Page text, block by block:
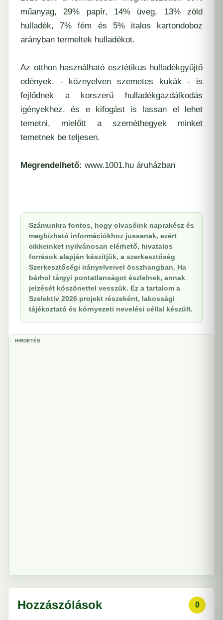
műanyag, 29% papír, 14% üveg, 13% zöld
hulladék, 7% fém és 5% italos kartondoboz
arányban termeltek hulladékot.
Az otthon használható esztétikus hulladékgyűjtő
edények, - köznyelven szemetes kukák - is
fejlődnek a korszerű hulladékgazdálkodás
igényekhez, és e kifogást is lassan el lehet
temetni, mielőtt a szeméthegyek minket
temetnek be teljesen.
Megrendelhető: www.1001.hu áruházban
Számunkra fontos, hogy olvasóink naprakész és
megbízható információkhoz jussanak, ezért
cikkeinket nyilvánosan elérhető, hivatalos
források alapján készítjük, a szerkesztőség
Szerkesztőségi irányelveivel összhangban. Ha
bárhol tárgyi pontatlanságot észlelnek, annak
jelzését köszönettel vesszük. Ez a tartalom a
Szelektiv 2026 projekt részeként, lakossági
tájékoztató és környezeti nevelési céllal készült.
HIRDETÉS
Hozzászólások 0